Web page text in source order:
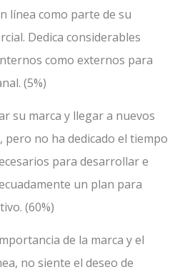
línea como parte de su
Dedica considerables
como externos para
(5%)
su marca y llegar a nuevos
pero no ha dedicado el tiempo
para desarrollar e
un plan para
(60%)
de la marca y el
no siente el deseo de